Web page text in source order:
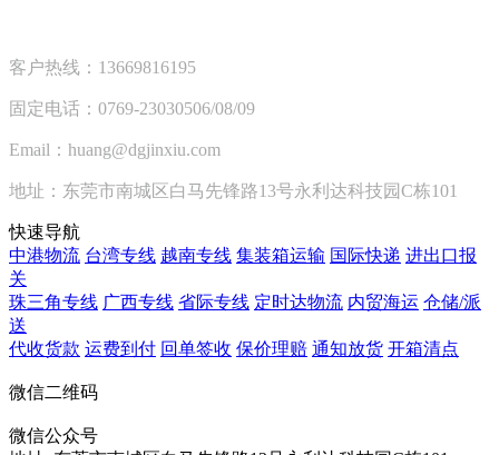
客户热线：13669816195
固定电话：0769-23030506/08/09
Email：huang@dgjinxiu.com
地址：东莞市南城区白马先锋路13号永利达科技园C栋101
快速导航
中港物流 台湾专线 越南专线 集装箱运输 国际快递 进出口报
关
珠三角专线 广西专线 省际专线 定时达物流 内贸海运 仓储/派
送
代收货款 运费到付 回单签收 保价理赔 通知放货 开箱清点
微信二维码
微信公众号